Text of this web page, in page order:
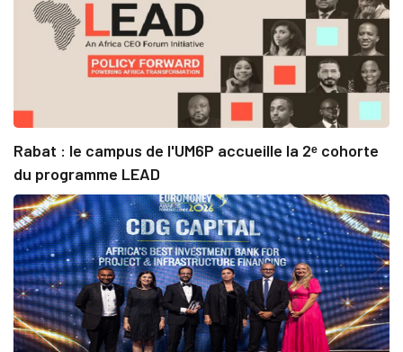
Rabat : le campus de l'UM6P accueille la 2ᵉ cohorte
du programme LEAD